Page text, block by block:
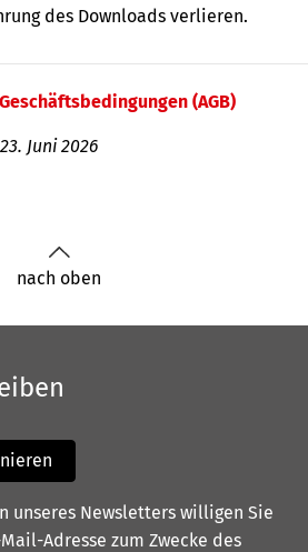
des Downloads verlieren.
(AGB)
Juni 2026
nach oben
unseres Newsletters willigen Sie
Adresse zum Zwecke des